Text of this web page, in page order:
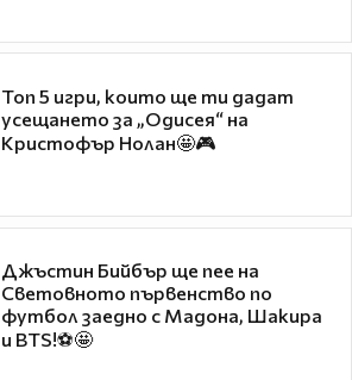
Топ 5 игри, които ще ти дадат
усещането за „Одисея“ на
Кристофър Нолан🤩🎮
Джъстин Бийбър ще пее на
Световното първенство по
футбол заедно с Мадона, Шакира
и BTS!⚽🤩